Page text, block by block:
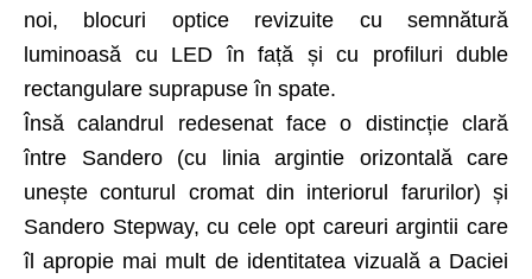
noi, blocuri optice revizuite cu semnătură
luminoasă cu LED în față și cu profiluri duble
rectangulare suprapuse în spate.
Însă calandrul redesenat face o distincție clară
între Sandero (cu linia argintie orizontală care
unește conturul cromat din interiorul farurilor) și
Sandero Stepway, cu cele opt careuri argintii care
îl apropie mai mult de identitatea vizuală a Daciei